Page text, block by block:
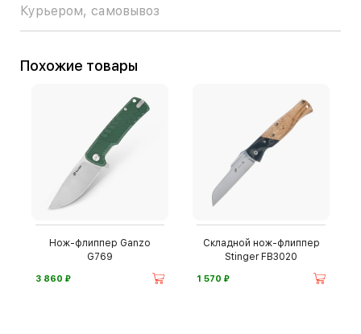
Курьером, самовывоз
Похожие товары
Нож-флиппер Ganzo
G769
3 860 ⃏
Складной нож-флиппер
Stinger FB3020
1 570 ⃏